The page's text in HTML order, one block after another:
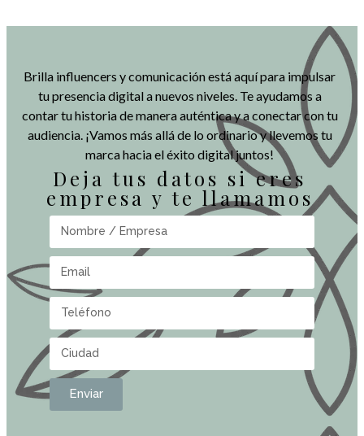
Brilla influencers y comunicación está aquí para impulsar
tu presencia digital a nuevos niveles. Te ayudamos a
contar tu historia de manera auténtica y a conectar con tu
audiencia. ¡Vamos más allá de lo ordinario y llevemos tu
marca hacia el éxito digital juntos!
Deja tus datos si eres
empresa y te llamamos
Enviar